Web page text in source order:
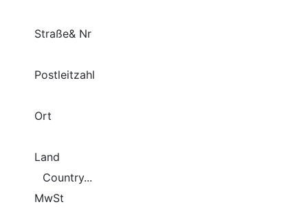
Straße& Nr
Postleitzahl
Ort
Land
MwSt